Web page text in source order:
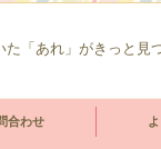
た「あれ」がきっと見
合わせ